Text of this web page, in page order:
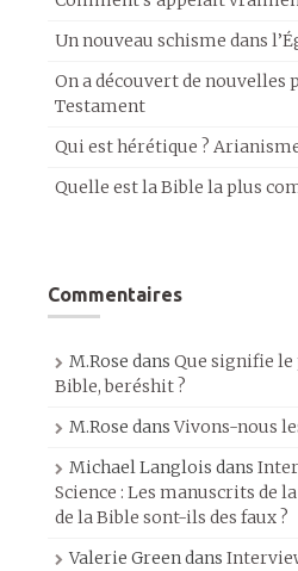
Un nouveau schisme dans
On a découvert de nouvelles
Testament
Qui est hérétique ?
Quelle est la Bible la plus
Commentaires
M.Rose dans Que signifie
Bible, beréshit ?
M.Rose dansVivons-nous
Michael Langlois dans
Science : Les manuscrits de
de la Bible sont-ils des faux ?
Valerie Greendans